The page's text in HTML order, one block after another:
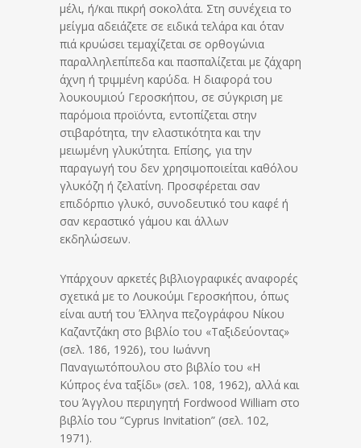
μέλι, ή/και πικρή σοκολάτα. Στη συνέχεια το
μείγμα αδειάζετε σε ειδικά τελάρα και όταν
πιά κρυώσει τεμαχίζεται σε ορθογώνια
παραλληλεπίπεδα και πασπαλίζεται με ζάχαρη
άχνη ή τριμμένη καρύδα. Η διαφορά του
λουκουμιού Γεροσκήπου, σε σύγκριση με
παρόμοια προϊόντα, εντοπίζεται στην
στιβαρότητα, την ελαστικότητα και την
μειωμένη γλυκύτητα. Επίσης, για την
παραγωγή του δεν χρησιμοποιείται καθόλου
γλυκόζη ή ζελατίνη. Προσφέρεται σαν
επιδόρπιο γλυκό, συνοδευτικό του καφέ ή
σαν κεραστικό γάμου και άλλων
εκδηλώσεων.
Υπάρχουν αρκετές βιβλιογραφικές αναφορές
σχετικά με το Λουκούμι Γεροσκήπου, όπως
είναι αυτή του Έλληνα πεζογράφου Νίκου
Καζαντζάκη στο βιβλίο του «Ταξιδεύοντας»
(σελ. 186, 1926), του Ιωάννη
Παναγιωτόπουλου στο βιβλίο του «Η
Κύπρος ένα ταξίδι» (σελ. 108, 1962), αλλά και
του Άγγλου περιηγητή Fordwood William στο
βιβλίο του “Cyprus Invitation” (σελ. 102,
1971).